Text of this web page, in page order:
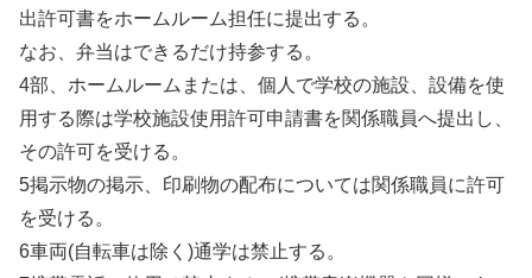
出許可書をホームルーム担任に提出する。
なお、弁当はできるだけ持参する。
4部、ホームルームまたは、個人で学校の施設、設備を使
用する際は学校施設使用許可申請書を関係職員へ提出し、
その許可を受ける。
5掲示物の掲示、印刷物の配布については関係職員に許可
を受ける。
6車両(自転車は除く)通学は禁止する。